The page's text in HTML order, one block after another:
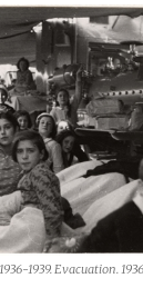
1939. Evacuation.